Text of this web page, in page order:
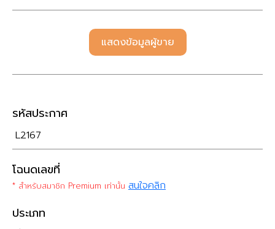
แสดงข้อมูลผู้ขาย
รหัสประกาศ
L2167
โฉนดเลขที่
* สำหรับสมาชิก Premium เท่านั้น สนใจคลิก
ประเภท